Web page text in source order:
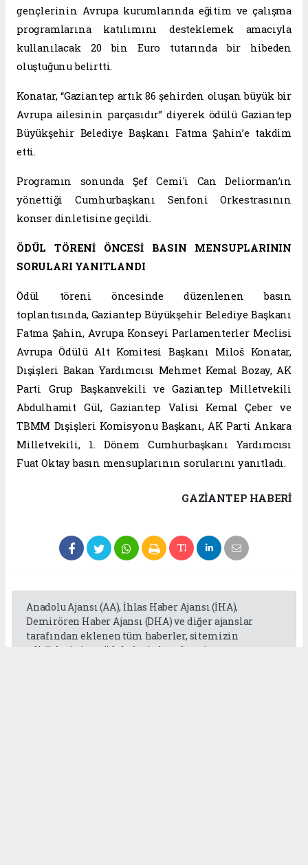
gençlerinin Avrupa kurumlarında eğitim ve çalışma
programlarına katılımını desteklemek amacıyla
kullanılacak 20 bin Euro tutarında bir hibeden
oluştuğunu belirtti.
Konatar, “Gaziantep artık 86 şehirden oluşan büyük bir
Avrupa ailesinin parçasıdır” diyerek ödülü Gaziantep
Büyükşehir Belediye Başkanı Fatma Şahin’e takdim
etti.
Programın sonunda Şef Cemi'i Can Deliorman’ın
yönettiği Cumhurbaşkanı Senfoni Orkestrasının
konser dinletisine geçildi.
ÖDÜL TÖRENİ ÖNCESİ BASIN MENSUPLARININ
SORULARI YANITLANDI
Ödül töreni öncesinde düzenlenen basın
toplantısında, Gaziantep Büyükşehir Belediye Başkanı
Fatma Şahin, Avrupa Konseyi Parlamenterler Meclisi
Avrupa Ödülü Alt Komitesi Başkanı Miloš Konatar,
Dışişleri Bakan Yardımcısı Mehmet Kemal Bozay, AK
Parti Grup Başkanvekili ve Gaziantep Milletvekili
Abdulhamit Gül, Gaziantep Valisi Kemal Çeber ve
TBMM Dışişleri Komisyonu Başkanı, AK Parti Ankara
Milletvekili, 1. Dönem Cumhurbaşkanı Yardımcısı
Fuat Oktay basın mensuplarının sorularını yanıtladı.
GAZIANTEP HABERİ
Anadolu Ajansı (AA), İhlas Haber Ajansı (İHA),
Demirören Haber Ajansı (DHA) ve diğer ajanslar
tarafından eklenen tüm haberler, sitemizin
editörlerinin müdahalesi olmadan ajans